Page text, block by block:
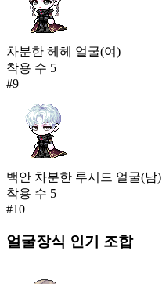
차분한 헤헤 얼굴(여)
착용 수 5
#9
백안 차분한 루시드 얼굴(남)
착용 수 5
#10
얼굴장식 인기 조합